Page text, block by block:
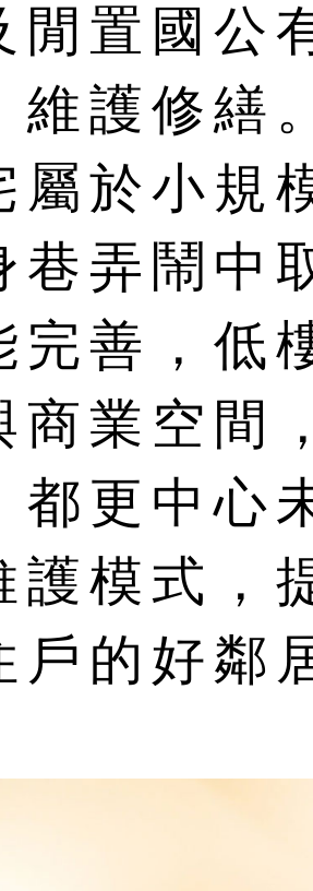
閒置國公
維護修繕
屬於小規
巷弄鬧中
完善，低
商業空間
都更中心
護模式，
戶的好鄰